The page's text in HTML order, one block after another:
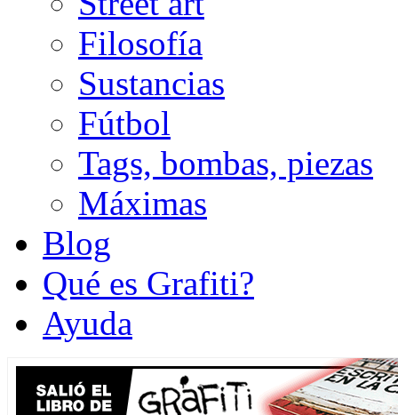
Filosofía
Sustancias
Fútbol
Tags, bombas, piezas
Máximas
Blog
Qué es Grafiti?
Ayuda